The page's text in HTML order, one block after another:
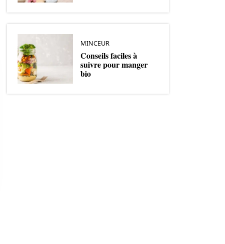
MINCEUR
Conseils faciles à
suivre pour manger
bio